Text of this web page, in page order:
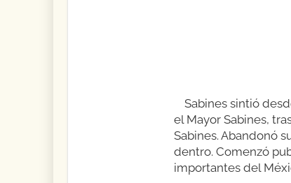
Sabines sintió
el Mayor Sabines,
Sabines. Abandonó
dentro. Comenzó
importantes del